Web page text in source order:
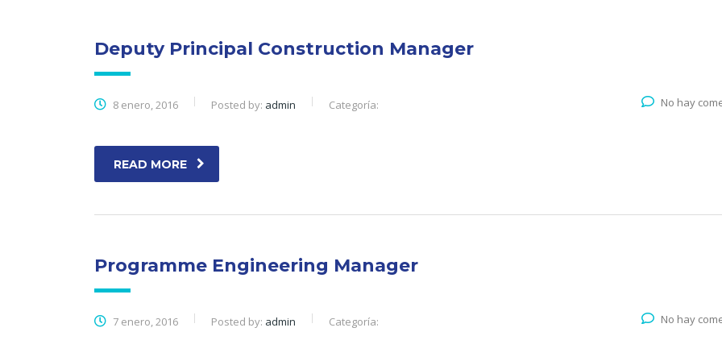
Deputy Principal Construction Manager
8 enero, 2016 Posted by: admin Categoría: No hay
READ MORE
Programme Engineering Manager
7 enero, 2016 Posted by: admin Categoría: No hay